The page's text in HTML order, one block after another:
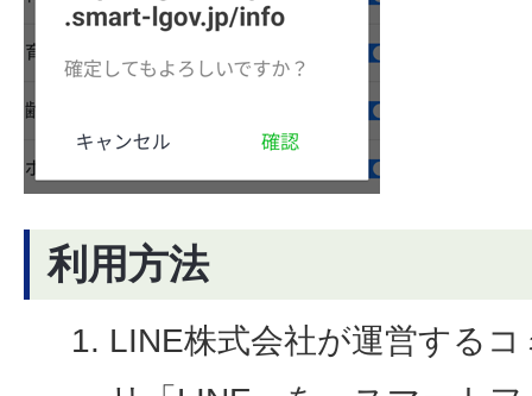
利用方法
LINE株式会社が運営する